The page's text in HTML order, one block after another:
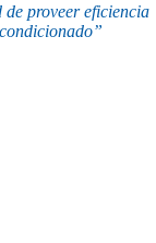
de proveer eficiencia